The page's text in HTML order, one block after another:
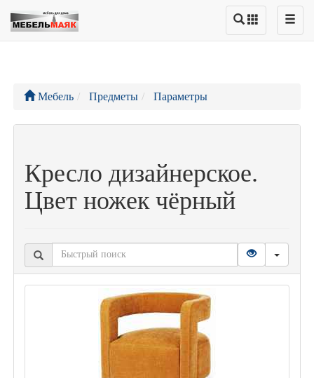
Мебель Предметы Параметры
Кресло дизайнерское.
Цвет ножек чёрный